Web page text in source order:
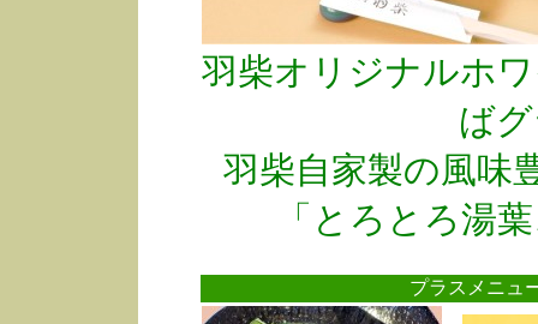
羽柴オリジナルホ
ば
羽柴自家製の風味
「とろとろ湯
プラスメニ